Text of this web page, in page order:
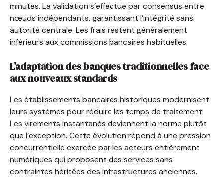
minutes. La validation s’effectue par consensus entre
nœuds indépendants, garantissant l’intégrité sans
autorité centrale. Les frais restent généralement
inférieurs aux commissions bancaires habituelles.
L’adaptation des banques traditionnelles face
aux nouveaux standards
Les établissements bancaires historiques modernisent
leurs systèmes pour réduire les temps de traitement.
Les virements instantanés deviennent la norme plutôt
que l’exception. Cette évolution répond à une pression
concurrentielle exercée par les acteurs entièrement
numériques qui proposent des services sans
contraintes héritées des infrastructures anciennes.